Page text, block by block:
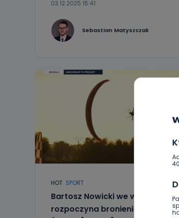
03.12.2025 15:41
Sebastian Matyszczak
HOT SPORT
Bartosz Nowicki we wtorek
rozpoczyna bronienie tytułu